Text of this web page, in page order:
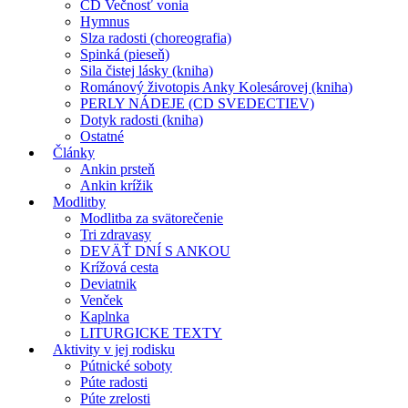
CD Večnosť vonia
Hymnus
Slza radosti (choreografia)
Spinká (pieseň)
Sila čistej lásky (kniha)
Románový životopis Anky Kolesárovej (kniha)
PERLY NÁDEJE (CD SVEDECTIEV)
Dotyk radosti (kniha)
Ostatné
Články
Ankin prsteň
Ankin krížik
Modlitby
Modlitba za svätorečenie
Tri zdravasy
DEVÄŤ DNÍ S ANKOU
Krížová cesta
Deviatnik
Venček
Kaplnka
LITURGICKE TEXTY
Aktivity v jej rodisku
Pútnické soboty
Púte radosti
Púte zrelosti